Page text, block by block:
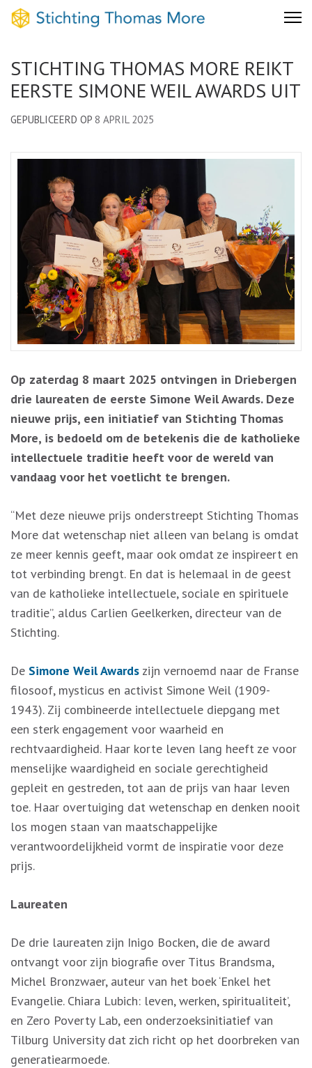
Skip
(Press
Enter)
Stichting Thomas More
STICHTING THOMAS MORE REIKT
EERSTE SIMONE WEIL AWARDS UIT
GEPUBLICEERD OP 8 APRIL 2025
Op zaterdag 8 maart 2025 ontvingen in Driebergen
drie laureaten de eerste Simone Weil Awards. Deze
nieuwe prijs, een initiatief van Stichting Thomas
More, is bedoeld om de betekenis die de katholieke
intellectuele traditie heeft voor de wereld van
vandaag voor het voetlicht te brengen.
“Met deze nieuwe prijs onderstreept Stichting Thomas
More dat wetenschap niet alleen van belang is omdat
ze meer kennis geeft, maar ook omdat ze inspireert en
tot verbinding brengt. En dat is helemaal in de geest
van de katholieke intellectuele, sociale en spirituele
traditie”, aldus Carlien Geelkerken, directeur van de
Stichting.
De Simone Weil Awards zijn vernoemd naar de Franse
filosoof, mysticus en activist Simone Weil (1909-
1943). Zij combineerde intellectuele diepgang met
een sterk engagement voor waarheid en
rechtvaardigheid. Haar korte leven lang heeft ze voor
menselijke waardigheid en sociale gerechtigheid
gepleit en gestreden, tot aan de prijs van haar leven
toe. Haar overtuiging dat wetenschap en denken nooit
los mogen staan van maatschappelijke
verantwoordelijkheid vormt de inspiratie voor deze
prijs.
Laureaten
De drie laureaten zijn Inigo Bocken, die de award
ontvangt voor zijn biografie over Titus Brandsma,
Michel Bronzwaer, auteur van het boek ‘Enkel het
Evangelie. Chiara Lubich: leven, werken, spiritualiteit’,
en Zero Poverty Lab, een onderzoeksinitiatief van
Tilburg University dat zich richt op het doorbreken van
generatiearmoede.